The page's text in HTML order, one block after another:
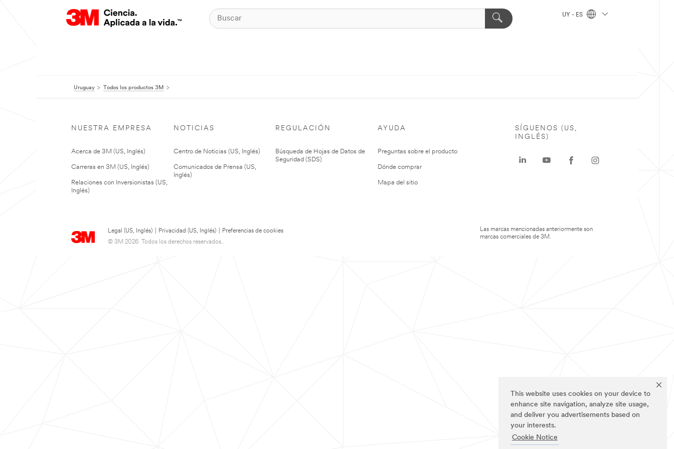
This website uses cookies on your device to
enhance site navigation, analyze site usage,
and deliver you advertisements based on
your interests.
Cookie Notice
UY - ES
Uruguay Todos los productos 3M
NUESTRA EMPRESA
Acerca de 3M (US, Inglés)
Carreras en 3M (US, Inglés)
Relaciones con Inversionistas (US,
Inglés)
NOTICIAS
Centro de Noticias (US, Inglés)
Comunicados de Prensa (US,
Inglés)
REGULACIÓN
Búsqueda de Hojas de Datos de
Seguridad (SDS)
AYUDA
Preguntas sobre el producto
Dónde comprar
Mapa del sitio
Legal (US, Inglés) Privacidad (US, Inglés)
Preferencias de cookies
© 3M 2026. Todos los derechos reservados..
SÍGUENOS (US,
INGLÉS)
Las marcas mencionadas anteriormente son
marcas comerciales de 3M.